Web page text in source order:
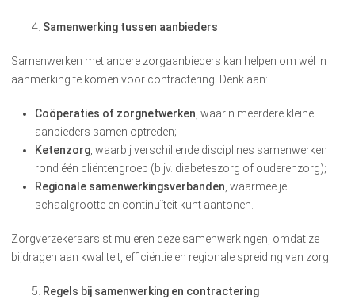
Samenwerking tussen aanbieders
Samenwerken met andere zorgaanbieders kan helpen om wél in
aanmerking te komen voor contractering. Denk aan:
Coöperaties of zorgnetwerken , waarin meerdere kleine
aanbieders samen optreden;
Ketenzorg , waarbij verschillende disciplines samenwerken
rond één cliëntengroep (bijv. diabeteszorg of ouderenzorg);
Regionale samenwerkingsverbanden , waarmee je
schaalgrootte en continuïteit kunt aantonen.
Zorgverzekeraars stimuleren deze samenwerkingen, omdat ze
bijdragen aan kwaliteit, efficiëntie en regionale spreiding van zorg.
Regels bij samenwerking en contractering